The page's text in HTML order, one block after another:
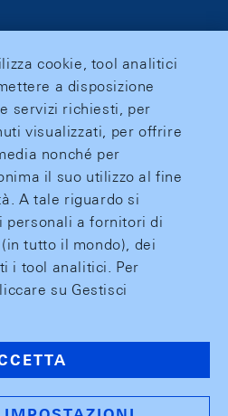
cookie, tool analitici
a disposizione
servizi richiesti, per
visualizzati, per offrire
nonché per
il suo utilizzo al fine
A tale riguardo si
personali a fornitori di
tutto il mondo), dei
i tool analitici. Per
su Gestisci